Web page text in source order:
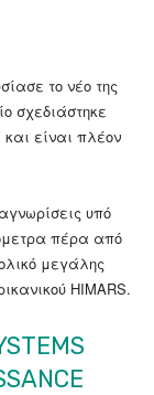
το νέο της
σχεδιάστηκε
είναι πλέον
υπό
πέρα ​​από
μεγάλης
HIMARS.